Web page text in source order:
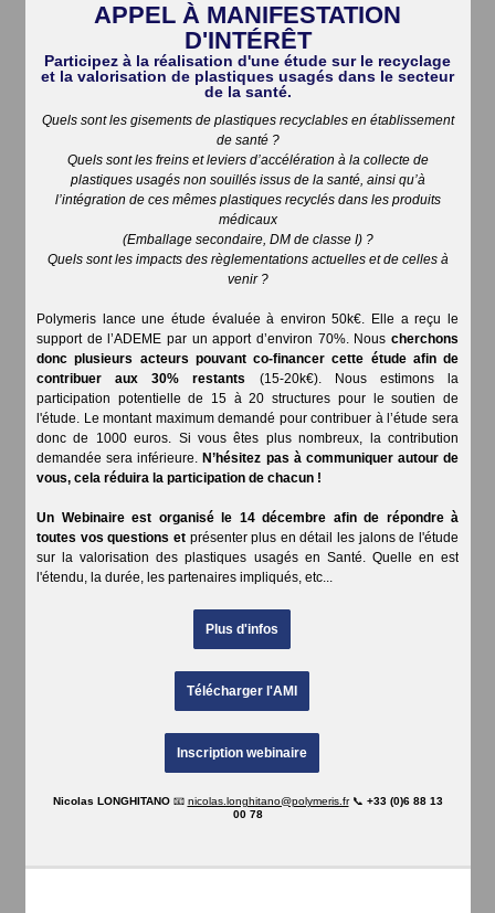
APPEL À MANIFESTATION
D'INTÉRÊT
Participez à la réalisation d'une étude sur le recyclage
et la valorisation de plastiques usagés dans le secteur
de la santé.
Quels sont les gisements de plastiques recyclables en établissement
de santé ?
Quels sont les freins et leviers d’accélération à la collecte de
plastiques usagés non souillés issus de la santé, ainsi qu’à
l’intégration de ces mêmes plastiques recyclés dans les produits
médicaux
(Emballage secondaire, DM de classe I) ?
Quels sont les impacts des règlementations actuelles et de celles à
venir ?
Polymeris lance une étude évaluée à environ 50k€. Elle a reçu le
support de l’ADEME par un apport d’environ 70%. Nous cherchons
donc plusieurs acteurs pouvant co-financer cette étude afin de
contribuer aux 30% restants
(15-20k€). Nous estimons la
participation potentielle de 15 à 20 structures pour le soutien de
l'étude. Le montant maximum demandé pour contribuer à l’étude sera
donc de 1000 euros. Si vous êtes plus nombreux, la contribution
demandée sera inférieure. N’hésitez pas à communiquer autour de
vous, cela réduira la participation de chacun !
Un Webinaire est organisé le 14 décembre afin de répondre à
toutes vos questions et présenter plus en détail les jalons de l'étude
sur la valorisation des plastiques usagés en Santé. Quelle en est
l'étendu, la durée, les partenaires impliqués, etc...
Plus d'infos
Télécharger l'AMI
Inscription webinaire
Nicolas LONGHITANO 📧 nicolas.longhitano@polymeris.fr📞 +33 (0)6 88 13
00 78